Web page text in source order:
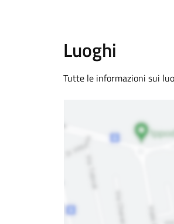
Luoghi
Tutte le informazioni sui